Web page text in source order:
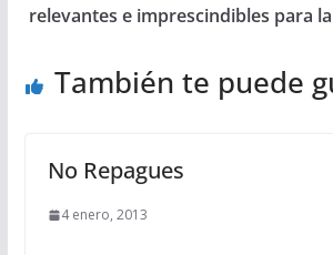
relevantes e imprescindibles para
También te puede
No Repagues
4 enero, 2013